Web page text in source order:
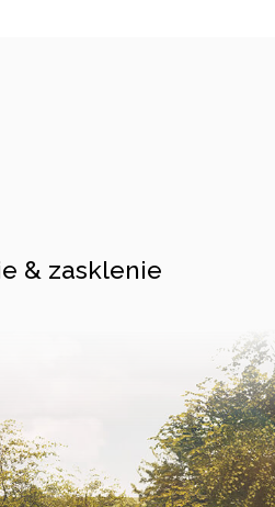
& zasklenie